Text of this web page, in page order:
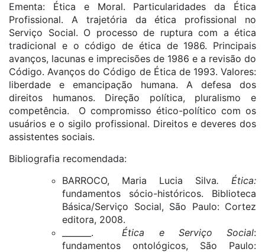
Ementa: Ética e Moral. Particularidades da Ética
Profissional. A trajetória da ética profissional no
Serviço Social. O processo de ruptura com a ética
tradicional e o código de ética de 1986. Principais
avanços, lacunas e imprecisões de 1986 e a revisão do
Código. Avanços do Código de Ética de 1993. Valores:
liberdade e emancipação humana. A defesa dos
direitos humanos. Direção política, pluralismo e
competência. O compromisso ético-político com os
usuários e o sigilo profissional. Direitos e deveres dos
assistentes sociais.
Bibliografia recomendada:
BARROCO, Maria Lucia Silva. Ética:
fundamentos sócio-históricos. Biblioteca
Básica/Serviço Social, São Paulo: Cortez
editora, 2008.
_______.Ética e Serviço Social:
fundamentos ontológicos, São Paulo: